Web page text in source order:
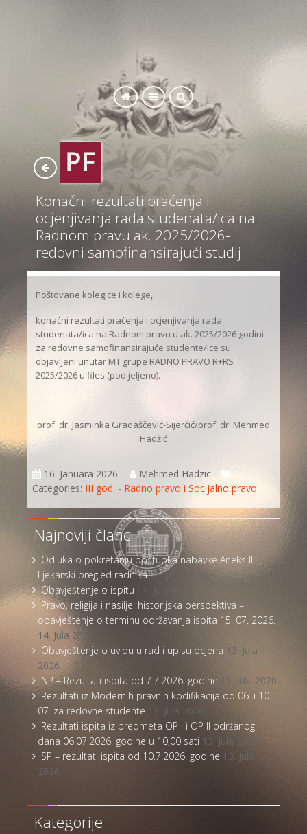
Konačni rezultati praćenja i
ocjenjivanja rada studenata/ica na
Radnom pravu ak. 2025/2026-
redovni samofinansirajući studij
Poštovane kolegice i kolege,
konačni rezultati praćenja i ocjenjivanja rada
studenata/ica na Radnom pravu u ak. 2025/2026 godini
za redovne samofinansirajuće studente/ice su
objavljeni unutar MT grupe RADNO PRAVO R+RS
2025/2026 u files (podijeljeno).
prof. dr. Jasminka Gradaščević-Sijerčić/prof. dr. Mehmed
Hadžić
16. Januara 2026.
Mehmed Hadzic
Categories: III god. - Radno pravo i Socijalno pravo
Najnoviji članci
Odluka o pokretanju postupka nabavke Aneks II –
Ljekarski pregled radnika 22. Jula 2026.
Obavještenje o ispitu 14. Jula 2026.
Pravo, religija i nasilje: historijska perspektiva –
obavještenje o terminu održavanja ispita 15. 07. 2026.
14. Jula 2026.
Obavještenje o uvidu u rad i upisu ocjena 13. Jula
2026.
NP – Rezultati ispita od 7.7.2026. godine 13. Jula 2026.
Rezultati iz Modernih pravnih kodifikacija od 06. i 10.
07. za redovne studente 13. Jula 2026.
Rezultati ispita iz predmeta OP I i OP II održanog
dana 06.07.2026. godine u 10,00 sati 13. Jula 2026.
SP – rezultati ispita od 10.7.2026. godine 13. Jula
2026.
Kategorije